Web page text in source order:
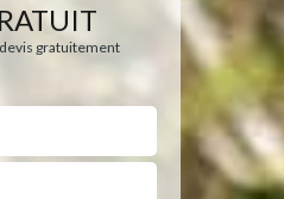
gratuitement